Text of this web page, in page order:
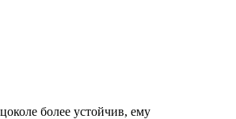
более устойчив, ему